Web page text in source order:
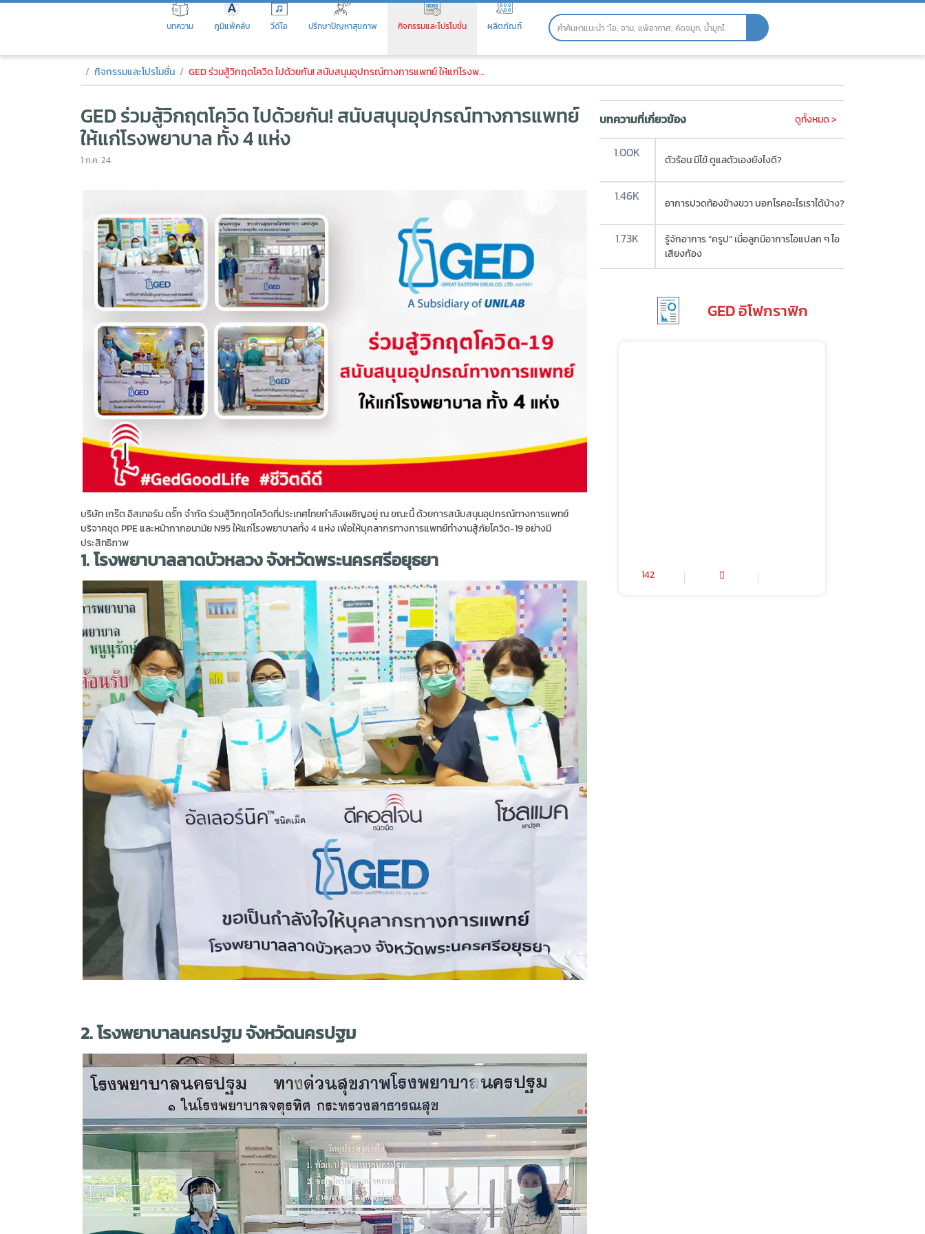
Skip
บทความ ภูมิแพ้คลับ วีดีโอ ปรึกษาปัญหาสุขภาพ กิจกรรมและโปรโมชั่น ผลิตภัณฑ์
GED ร่วมสู้วิกฤตโควิด ไปด้วยกัน! สนับสนุนอุปกรณ์ทางการแพทย์ ให้แก่โรงพยาบาล ทั้ง 4 แห่
กิจกรรมและโปรโมชั่น GED ร่วมสู้วิกฤตโควิด ไปด้วยกัน! สนับสนุนอุปกรณ์ทางการแพทย์ ให้แก่โรงพยาบาล ทั้ง 4 แห่ง
GED ร่วมสู้วิกฤตโควิด ไปด้วยกัน! สนับสนุนอุปกรณ์ทางการแพทย์
ให้แก่โรงพยาบาล ทั้ง 4 แห่ง
1 ก.ค. 24
บริษัท เกร๊ต อิสเทอร์น ดรั๊ก จำกัด ร่วมสู้วิกฤตโควิดที่ประเทศไทยกำลังเผชิญอยู่ ณ ขณะนี้ ด้วยการสนับสนุนอุปกรณ์ทางการแพทย์
บริจาคชุด PPE และหน้ากากอนามัย N95 ให้แก่โรงพยาบาลทั้ง 4 แห่ง เพื่อให้บุคลากรทางการแพทย์ทำงานสู้ภัยโควิด-19 อย่างมี
ประสิทธิภาพ
1. โรงพยาบาลลาดบัวหลวง จังหวัดพระนครศรีอยุธยา
2. โรงพยาบาลนครปฐม จังหวัดนครปฐม
บทความที่เกี่ยวข้อง ดูทั้งหมด >
1.00K ตัวร้อน มีไข้ ดูแลตัวเองยังไงดี?
1.46K อาการปวดท้องข้างขวา บอกโรคอะไรเราได้บ้าง?
1.73K
รู้จักอาการ “ครูป” เมื่อลูกมีอาการไอแปลก ๆ ไอ
เสียงก้อง
GED อิโฟกราฟิก
142